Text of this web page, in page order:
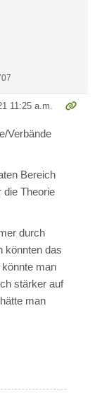
11:25 a.m.
Verbände
Bereich
die Theorie
durch
könnten das
man
stärker auf
man